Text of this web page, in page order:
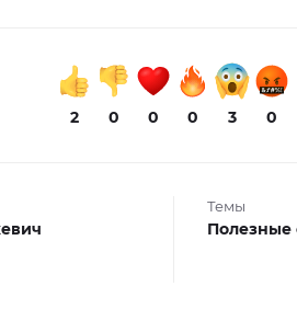
2 0 0 0 3 0
Темы
Полезные